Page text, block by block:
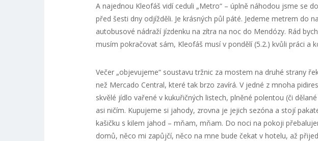
A najednou Kleofáš vidí ceduli „Metro“ – úplně náhodou jsme se
před šesti dny odjížděli. Je krásných půl páté. Jedeme metrem do
autobusové nádraží jízdenku na zítra na noc do Mendózy. Rád
musím pokračovat sám, Kleofáš musí v pondělí (5.2.) kvůli práci a
Večer „objevujeme“ soustavu tržnic za mostem na druhé strany
než Mercado Central, které tak brzo zavírá. V jedné z mnoha
skvělé jídlo vařené v kukuřičných listech, plněné polentou (či
asi ničím. Kupujeme si jahody, zrovna je jejich sezóna a stojí
kašičku s kilem jahod – mňam, mňam. Do noci na pokoji
domů, něco mi zapůjčí, něco na mne bude čekat v hotelu, až